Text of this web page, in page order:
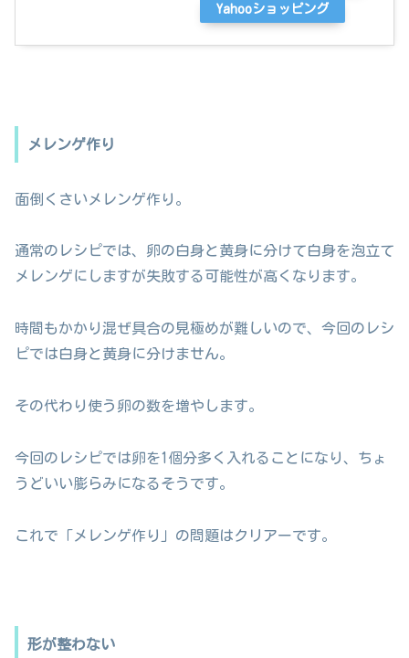
Yahooショッピング
メレンゲ作り
面倒くさいメレンゲ作り。
通常のレシピでは、卵の白身と黄身に分けて白身を泡立て
メレンゲにしますが失敗する可能性が高くなります。
時間もかかり混ぜ具合の見極めが難しいので、今回のレシ
ピでは白身と黄身に分けません。
その代わり使う卵の数を増やします。
今回のレシピでは卵を1個分多く入れることになり、ちょ
うどいい膨らみになるそうです。
これで「メレンゲ作り」の問題はクリアーです。
形が整わない